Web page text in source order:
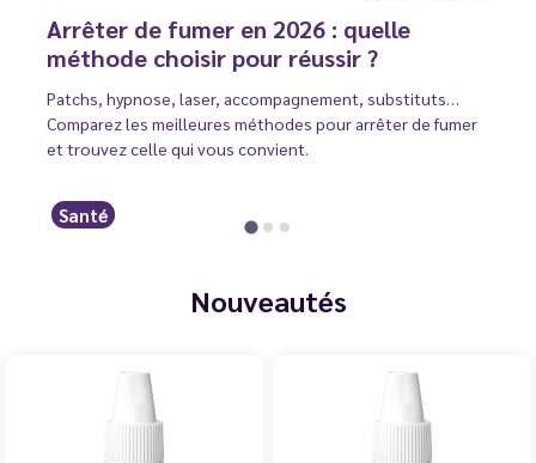
Arrêter de fumer en 2026 : quelle
méthode choisir pour réussir ?
Patchs, hypnose, laser, accompagnement, substituts…
Comparez les meilleures méthodes pour arrêter de fumer
et trouvez celle qui vous convient.
Santé
Nouveautés